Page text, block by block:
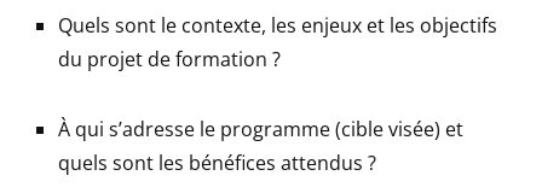
Quels sont le contexte, les enjeux et les objectifs
du projet de formation ?
À qui s’adresse le programme (cible visée) et
quels sont les bénéfices attendus ?